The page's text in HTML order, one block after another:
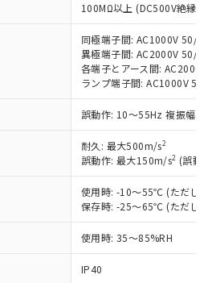
100MΩ以上 (DC500V絶縁抵
同極端子間: AC1000V 50/
異極端子間: AC2000V 50/
各端子とアース間:
ランプ端子間: AC1000V
誤動作: 10～55Hz 複振幅
耐久: 最大500m/s2
誤動作: 最大150m/s2 (誤動
使用時: -10～55℃ (ただし、
保存時: -25～65℃ (ただし、
使用時: 35～85%RH
IP40
みいただき、同意のうえ
は、当社制御機器事業取扱
在庫状況および標準価格
供させていただくもので
器事業取扱商品の中には、
の対象外となる商品もある
承ください。
よび標準価格照会結果は、
る更新日時点での社内デー
作成されるものであり、閲
指令（10物質）の非含
に切り替える予定のある
RoHS指令（10物質）の
商品で、対応品を出す予
RoHS指令（10物質）の
を調査中または確認中の
ンス料など無形物で、有
より、非含有部品として
ことがあります。
）：
材料含有率が中国RoHSの
ことを示します。
材料含有率が中国RoHSの
ることを示します。
す。当社販売部門へお問
れら貴社製品のうち、外国
外国貿易法に定める商品
制貨物等」という）を輸出
への提供する場合は、日本